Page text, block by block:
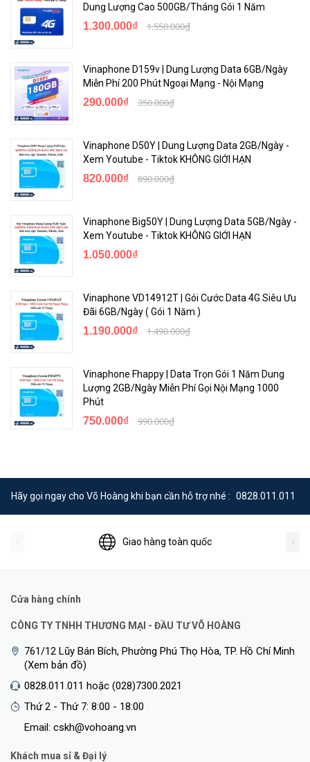
Dung Lượng Cao 500GB/Tháng Gói 1 Năm
1.300.000₫ 1.550.000₫
Vinaphone D159v | Dung Lượng Data 6GB/Ngày
Miễn Phí 200 Phút Ngoại Mạng - Nội Mạng
290.000₫ 350.000₫
Vinaphone D50Y | Dung Lượng Data 2GB/Ngày -
Xem Youtube - Tiktok KHÔNG GIỚI HẠN
820.000₫ 890.000₫
Vinaphone Big50Y | Dung Lượng Data 5GB/Ngày -
Xem Youtube - Tiktok KHÔNG GIỚI HẠN
1.050.000₫
Vinaphone VD14912T | Gói Cước Data 4G Siêu Ưu
Đãi 6GB/Ngày ( Gói 1 Năm )
1.190.000₫ 1.490.000₫
Vinaphone Fhappy | Data Trọn Gói 1 Năm Dung
Lượng 2GB/Ngày Miễn Phí Gọi Nội Mạng 1000
Phút
750.000₫ 990.000₫
Hãy gọi ngay cho Võ Hoàng khi bạn cần hỗ trợ nhé : 0828.011.011
Giao hàng toàn quốc
Cửa hàng chính
CÔNG TY TNHH THƯƠNG MẠI - ĐẦU TƯ VÕ HOÀNG
761/12 Lũy Bán Bích, Phường Phú Thọ Hòa, TP. Hồ Chí Minh
(Xem bản đồ)
0828.011.011 hoặc (028)7300.2021
Thứ 2 - Thứ 7: 8:00 - 18:00
Email: cskh@vohoang.vn
Khách mua sỉ & Đại lý